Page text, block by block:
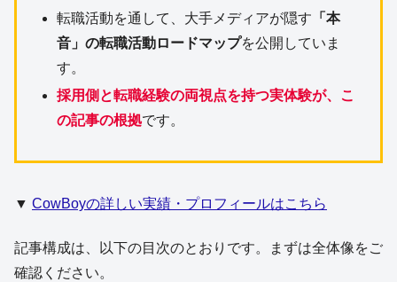
転職活動を通して、大手メディアが隠す 「本
音」の転職活動ロードマップを公開していま
す。
採用側と転職経験の両視点を持つ実体験が、こ
の記事の根拠です。
▼ CowBoyの詳しい実績・プロフィールはこちら
記事構成は、以下の目次のとおりです。まずは全体像をご
確認ください。